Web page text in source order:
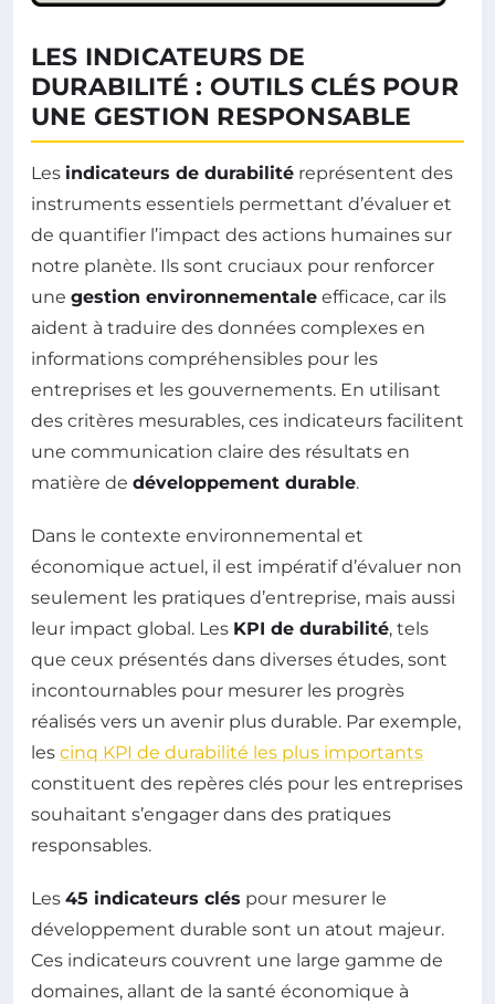
LES INDICATEURS DE
DURABILITÉ : OUTILS CLÉS POUR
UNE GESTION RESPONSABLE
Les indicateurs de durabilité représentent des
instruments essentiels permettant d’évaluer et
de quantifier l’impact des actions humaines sur
notre planète. Ils sont cruciaux pour renforcer
une gestion environnementale efficace, car ils
aident à traduire des données complexes en
informations compréhensibles pour les
entreprises et les gouvernements. En utilisant
des critères mesurables, ces indicateurs facilitent
une communication claire des résultats en
matière de développement durable.
Dans le contexte environnemental et
économique actuel, il est impératif d’évaluer non
seulement les pratiques d’entreprise, mais aussi
leur impact global. Les KPI de durabilité, tels
que ceux présentés dans diverses études, sont
incontournables pour mesurer les progrès
réalisés vers un avenir plus durable. Par exemple,
les cinq KPI de durabilité les plus importants
constituent des repères clés pour les entreprises
souhaitant s’engager dans des pratiques
responsables.
Les 45 indicateurs clés pour mesurer le
développement durable sont un atout majeur.
Ces indicateurs couvrent une large gamme de
domaines, allant de la santé économique à